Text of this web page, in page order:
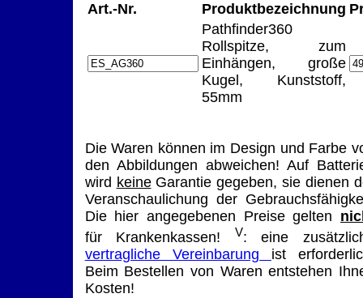
Art.-Nr.
Produktbezeichnung
Pathfinder360
Rollspitze, zum
Einhängen, große
Kugel, Kunststoff,
55mm
Die Waren können im Design und Farbe
den Abbildungen abweichen! Auf
wird keineGarantie gegeben, sie dienen
Veranschaulichung der
Die hier angegebenen Preise gelten
für Krankenkassen!
V: eine
vertragliche Vereinbarung ist
Beim Bestellen von Waren entstehen
Kosten!